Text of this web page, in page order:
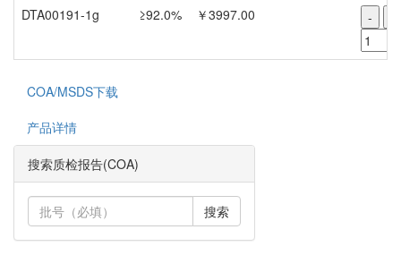
DTA00191-1g ≥92.0% ￥3997.00 -
COA/MSDS下载
产品详情
搜索质检报告(COA)
搜索